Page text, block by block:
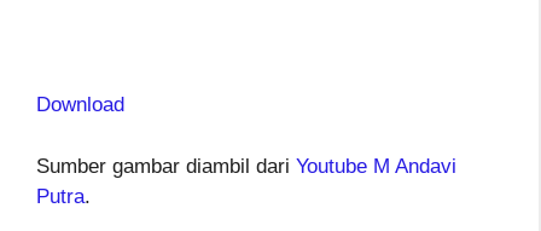
Download
Sumber gambar diambil dari Youtube M Andavi
Putra.